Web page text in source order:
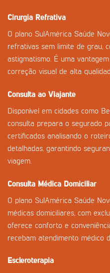
Cirurgia Refrativa
O plano SulAmérica Saúde
refrativas sem limite de grau,
astigmatismo. É uma
correção visual de alta
Consulta ao Viajante
Disponível em cidades como
consulta prepara o segurado
certificados analisando o
detalhadas, garantindo
viagem.
Consulta Médica Domiciliar
O plano SulAmérica Saúde
médicas domiciliares, com
oferece conforto e
recebam atendimento médico
Escleroterapia